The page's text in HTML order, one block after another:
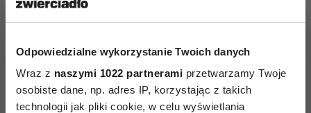
Odpowiedzialne wykorzystanie Twoich danych
Wraz z naszymi 1022 partnerami przetwarzamy Twoje
osobiste dane, np. adres IP, korzystając z takich
technologii jak pliki cookie, w celu wyświetlania
panowie, kiedy fantazjujecie o otwartej na seks
kochance, zajrzyjcie do własnego łóżka - wasza
partnerka już tam na was czeka.